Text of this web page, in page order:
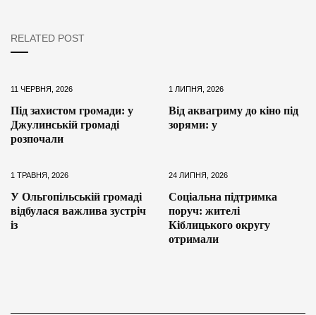
RELATED POST
11 ЧЕРВНЯ, 2026
Під захистом громади: у
Джулинській громаді
розпочали
1 ЛИПНЯ, 2026
Від аквагриму до кіно під
зорями: у
1 ТРАВНЯ, 2026
У Ольгопільській громаді
відбулася важлива зустріч
із
24 ЛИПНЯ, 2026
Соціальна підтримка
поруч: жителі
Кіблицького округу
отримали